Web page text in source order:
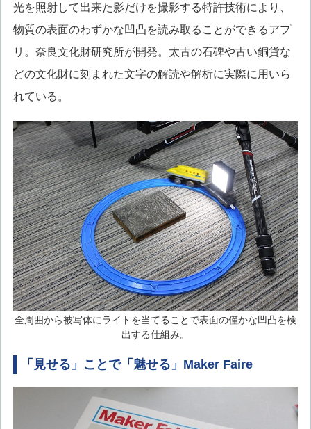
光を照射して出来た影だけを撮影する特許技術により、
物質の表面のわずかな凹凸を読み取ることができるアプ
リ。奈良文化財研究所が開発。太古の石碑や古い銅貨な
どの文化財に刻まれた文字の解読や解析に実際に用いら
れている。
全周囲から被写体にライトを当てることで表面の僅かな凹凸を検
出する仕組み。
「見せる」ことで「魅せる」Maker Faire